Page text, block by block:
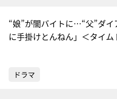
“娘”が闇バイトに…“父”ダ
に手掛けとんねん」＜タイム
ドラマ